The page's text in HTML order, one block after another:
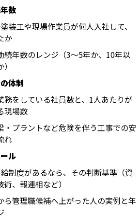
数
装工や現場作業員が何人入社して、
か
続年数のレンジ（3〜5年か、10年以
体制
務をしている社員数と、1人あたりが
現場数
・プラントなど危険を伴う工事での安
れ
ル
制度があるなら、その判断基準（資
、報連相など）
ら管理職候補へ上がった人の実例と年